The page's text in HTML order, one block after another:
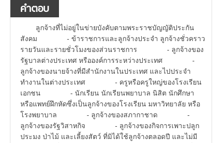
คำตอบ
ลูกจ้างที่ไม่อยู่ในข่ายบังคับตามพระราชบัญญัติประกัน
สังคม - ข้าราชการและลูกจ้างประจำ ลูกจ้างชั่วคราว
รายวันและรายชั่วโมงของส่วนราชการ - ลูกจ้างของ
รัฐบาลต่างประเทศ หรือองค์การระหว่างประเทศ -
ลูกจ้างของนายจ้างที่มีสำนักงานในประเทศ และไปประจำ
ทำงานในต่างประเทศ - ครูหรือครูใหญ่ของโรงเรียน
เอกชน - นักเรียน นักเรียนพยาบาล นิสิต นักศึกษา
หรือแพทย์ฝึกหัดซึ่งเป็นลูกจ้างของโรงเรียน มหาวิทยาลัย หรือ
โรงพยาบาล - ลูกจ้างของสภากาชาด -
ลูกจ้างของรัฐวิสาหกิจ - ลูกจ้างของกิจการเพาะปลูก
ประมง ป่าไม้ และเลี้ยงสัตว์ ที่มิได้ใช้ลูกจ้างตลอดปี และไม่มี